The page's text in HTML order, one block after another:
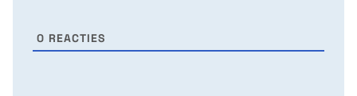
0 REACTIES